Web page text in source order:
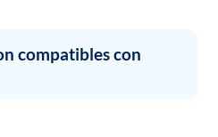
compatibles con